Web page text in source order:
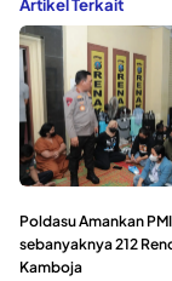
Artikel Terkait
Poldasu Amankan
sebanyaknya 212
Kamboja